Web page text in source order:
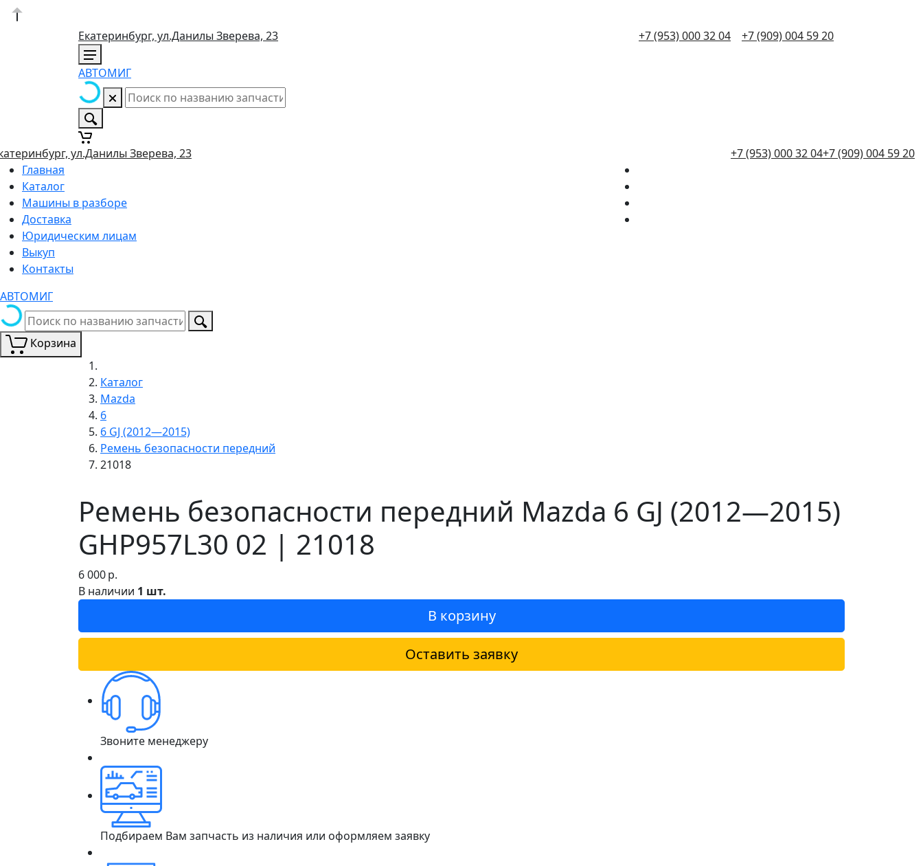
Екатеринбург, ул.Данилы Зверева, 23 +7 (953) 000 32 04 +7 (909) 004 59 20
АВТОМИГ
ул.Данилы Зверева, 23 +7 (953) 000 32 04+7 (909) 004 59 20
Главная
Каталог
Машины в разборе
Доставка
Юридическим лицам
Выкуп
Контакты
АВТОМИГ
Корзина
Каталог
Mazda
6
6 GJ (2012—2015)
Ремень безопасности передний
21018
Ремень безопасности передний Mazda 6 GJ (2012—2015)
GHP957L30 02 | 21018
6 000р.
В наличии 1 шт.
В корзину
Оставить заявку
Звоните менеджеру
Подбираем Вам запчасть из наличия или оформляем заявку